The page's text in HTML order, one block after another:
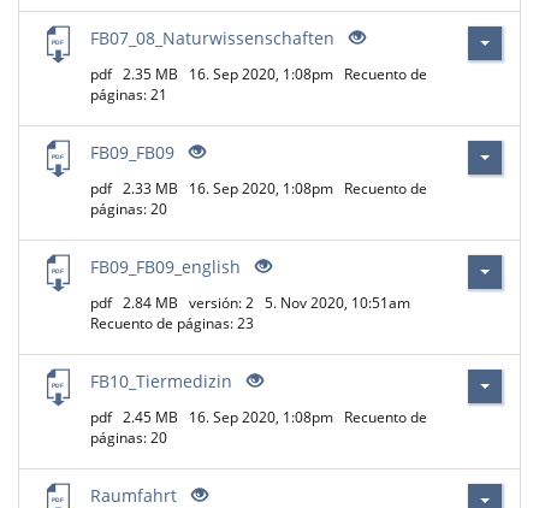
FB07_08_Naturwissenschaften
pdf 2.35 MB 16. Sep 2020, 1:08pm Recuento de
páginas: 21
FB09_FB09
pdf 2.33 MB 16. Sep 2020, 1:08pm Recuento de
páginas: 20
FB09_FB09_english
pdf 2.84 MB versión: 2 5. Nov 2020, 10:51am
Recuento de páginas: 23
FB10_Tiermedizin
pdf 2.45 MB 16. Sep 2020, 1:08pm Recuento de
páginas: 20
Raumfahrt